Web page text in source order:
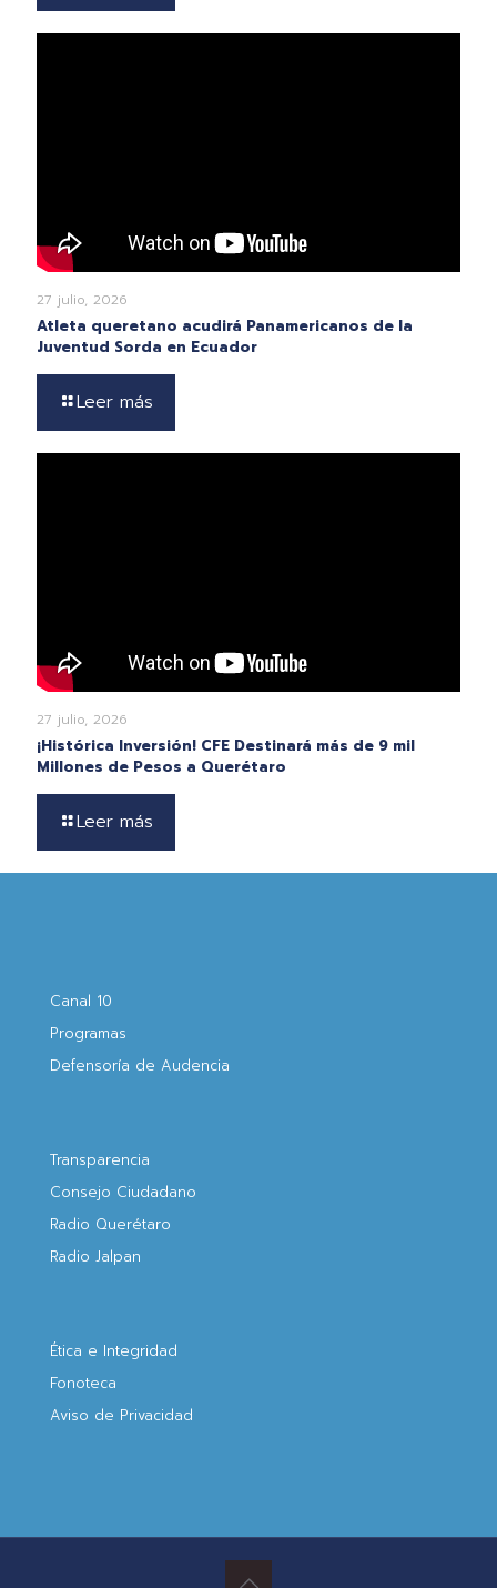
27 julio, 2026
Atleta queretano acudirá Panamericanos de la
Juventud Sorda en Ecuador
Leer más
27 julio, 2026
¡Histórica Inversión! CFE Destinará más de 9 mil
Millones de Pesos a Querétaro
Leer más
Canal 10
Programas
Defensoría de Audencia
Transparencia
Consejo Ciudadano
Radio Querétaro
Radio Jalpan
Ética e Integridad
Fonoteca
Aviso de Privacidad